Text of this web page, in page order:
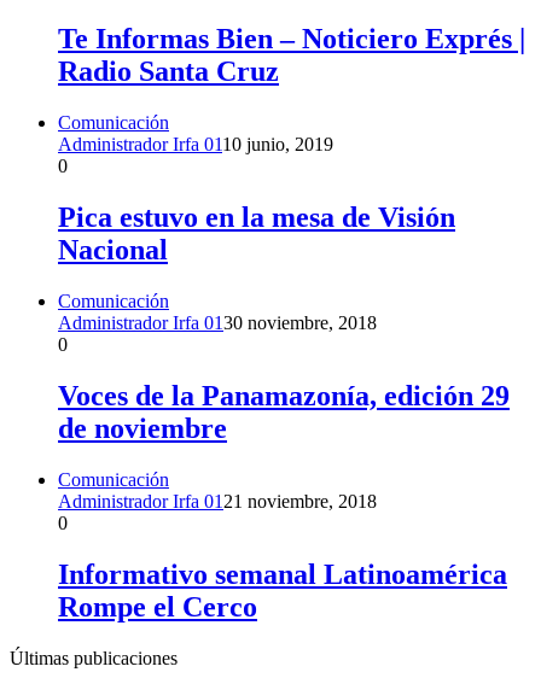
Te Informas Bien – Noticiero Exprés |
Radio Santa Cruz
Comunicación
Administrador Irfa 0110 junio, 2019
0
Pica estuvo en la mesa de Visión
Nacional
Comunicación
Administrador Irfa 0130 noviembre, 2018
0
Voces de la Panamazonía, edición 29
de noviembre
Comunicación
Administrador Irfa 01 21 noviembre, 2018
0
Informativo semanal Latinoamérica
Rompe el Cerco
Últimas publicaciones